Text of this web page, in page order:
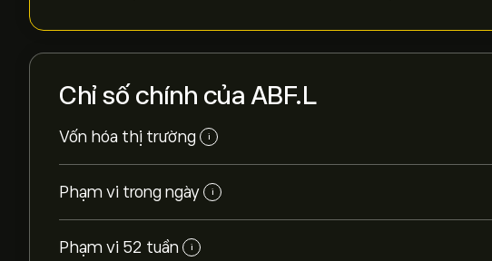
Chỉ số chính của ABF.L
Vốn hóa thị trường i
Phạm vi trong ngày i
Phạm vi 52 tuần i